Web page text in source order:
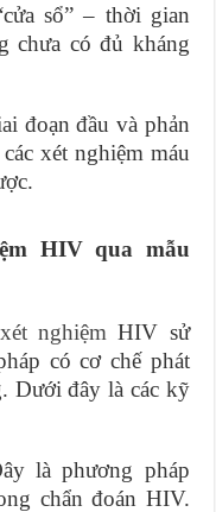
sổ” – thời gian
chưa có đủ kháng
đoạn đầu và phản
xét nghiệm máu
HIV qua mẫu
nghiệm HIV sử
có cơ chế phát
Dưới đây là các kỹ
là phương pháp
chẩn đoán HIV.